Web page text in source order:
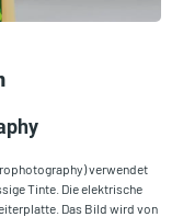
verwendet
Tinte. Die elektrische
Das Bild wird von